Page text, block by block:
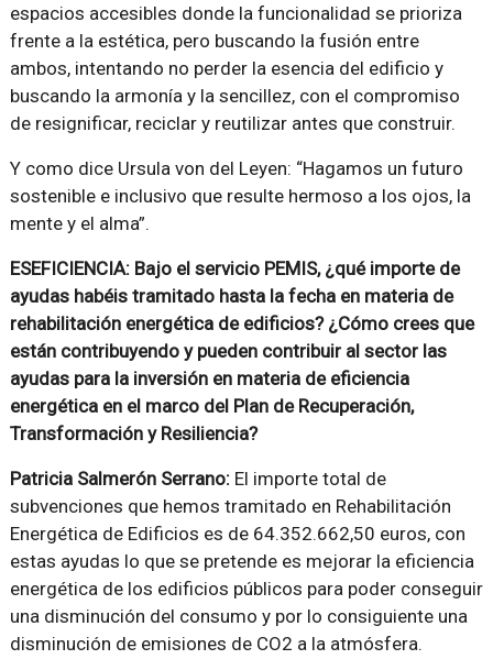
espacios accesibles donde la funcionalidad se prioriza
frente a la estética, pero buscando la fusión entre
ambos, intentando no perder la esencia del edificio y
buscando la armonía y la sencillez, con el compromiso
de resignificar, reciclar y reutilizar antes que construir.
Y como dice Ursula von del Leyen: “Hagamos un futuro
sostenible e inclusivo que resulte hermoso a los ojos, la
mente y el alma”.
ESEFICIENCIA: Bajo el servicio PEMIS, ¿qué importe de
ayudas habéis tramitado hasta la fecha en materia de
rehabilitación energética de edificios? ¿Cómo crees que
están contribuyendo y pueden contribuir al sector las
ayudas para la inversión en materia de eficiencia
energética en el marco del Plan de Recuperación,
Transformación y Resiliencia?
Patricia Salmerón Serrano: El importe total de
subvenciones que hemos tramitado en Rehabilitación
Energética de Edificios es de 64.352.662,50 euros, con
estas ayudas lo que se pretende es mejorar la eficiencia
energética de los edificios públicos para poder conseguir
una disminución del consumo y por lo consiguiente una
disminución de emisiones de CO2 a la atmósfera.